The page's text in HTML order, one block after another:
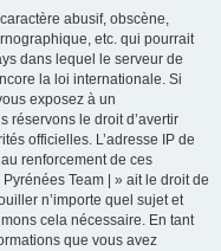
abusif, obscène,
etc. qui pourrait
dans lequel le serveur de
la loi internationale. Si
exposez à un
réservons le droit d’avertir
officielles. L’adresse IP de
renforcement de ces
Team | » ait le droit de
n’importe quel sujet et
cela nécessaire. En tant
que vous avez